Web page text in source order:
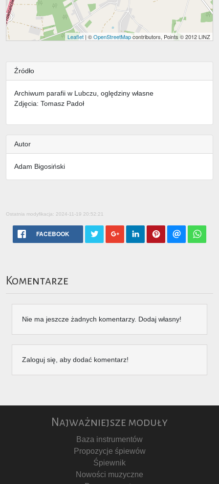
Leaflet | ©OpenStreetMapcontributors, Points © 2012 LINZ
Źródło
Archiwum parafii w Lubczu, oględziny własne
Zdjęcia: Tomasz Padoł
Autor
Adam Bigosiński
Ostatnia modyfikacja: 2024-11-19 20:52:21
FACEBOOK
Komentarze
Nie ma jeszcze żadnych komentarzy. Dodaj własny!
Zaloguj się, aby dodać komentarz!
Najważniejsze moduły
Baza instrumentów
Propozycje śpiewów
Śpiewnik
Nowości muzyczne